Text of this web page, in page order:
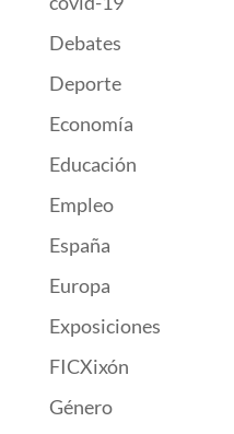
Debates
Deporte
Economía
Educación
Empleo
España
Europa
Exposiciones
FICXixón
Género